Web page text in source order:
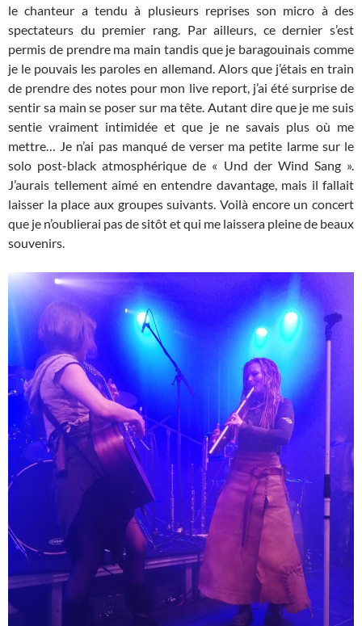
le chanteur a tendu à plusieurs reprises son micro à des
spectateurs du premier rang. Par ailleurs, ce dernier s’est
permis de prendre ma main tandis que je baragouinais comme
je le pouvais les paroles en allemand. Alors que j’étais en train
de prendre des notes pour mon live report, j’ai été surprise de
sentir sa main se poser sur ma tête. Autant dire que je me suis
sentie vraiment intimidée et que je ne savais plus où me
mettre… Je n’ai pas manqué de verser ma petite larme sur le
solo post-black atmosphérique de « Und der Wind Sang ».
J’aurais tellement aimé en entendre davantage, mais il fallait
laisser la place aux groupes suivants. Voilà encore un concert
que je n’oublierai pas de sitôt et qui me laissera pleine de beaux
souvenirs.